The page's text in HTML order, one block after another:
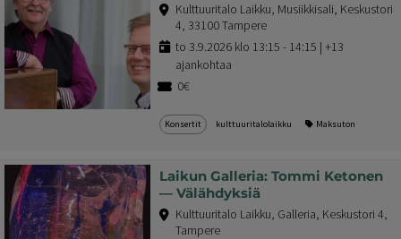
Kulttuuritalo Laikku, Musiikkisali, Keskustori
4, 33100 Tampere
to 3.9.2026 klo 13:15 - 14:15 | +13
ajankohtaa
0€
Konsertit kulttuuritalolaikku Maksuton
Laikun Galleria: Tommi Ketonen
— Välähdyksiä
Kulttuuritalo Laikku, Galleria, Keskustori 4,
Tampere